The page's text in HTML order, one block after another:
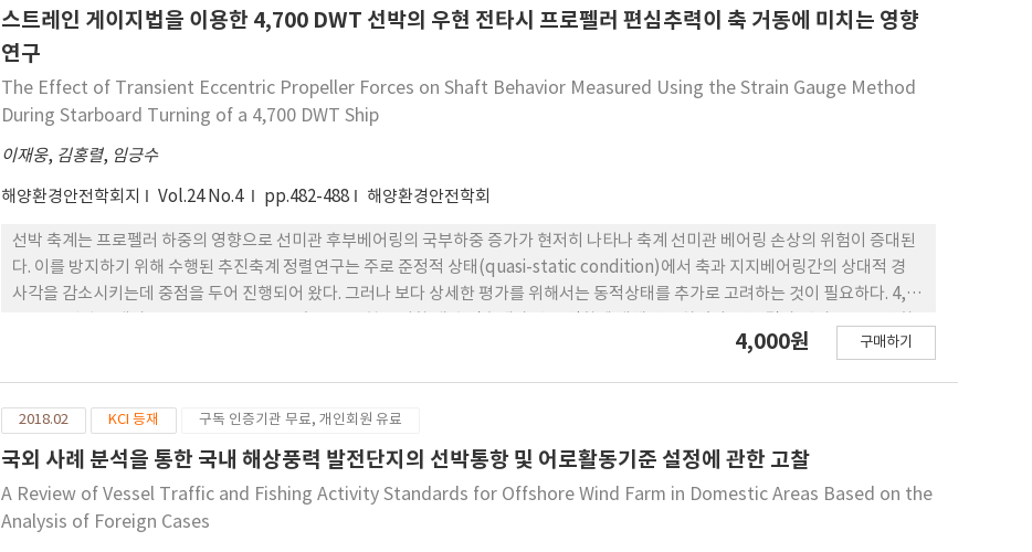
스트레인 게이지법을 이용한 4,700 DWT 선박의 우현 전타시 프로펠러 편심추력이 축 거동에 미치는 영향
연구
The Effect of Transient Eccentric Propeller Forces on Shaft Behavior Measured Using the Strain Gauge Method
During Starboard Turning of a 4,700 DWT Ship
이재웅, 김홍렬, 임긍수
해양환경안전학회지 Vol.24 No.4 pp.482-488 해양환경안전학회
선박 축계는 프로펠러 하중의 영향으로 선미관 후부베어링의 국부하중 증가가 현저히 나타나 축계 선미관 베어링 손상의 위험이 증대된
다. 이를 방지하기 위해 수행된 추진축계 정렬연구는 주로 준정적 상태(quasi-static condition)에서 축과 지지베어링간의 상대적 경
사각을 감소시키는데 중점을 두어 진행되어 왔다. 그러나 보다 상세한 평가를 위해서는 동적상태를 추가로 고려하는 것이 필요하다. 4,70
에 의해 프로펠러 편심추력이 과도 상태가 되어 프로펠러에 불평형 진동이 유발되는 것을 확인하였다. 우현 전타시의 프로펠러 편심추력
4,000원 구매하기
2018.02 KCI 등재 구독 인증기관 무료, 개인회원 유료
국외 사례 분석을 통한 국내 해상풍력 발전단지의 선박통항 및 어로활동기준 설정에 관한 고찰
A Review of Vessel Traffic and Fishing Activity Standards for Offshore Wind Farm in Domestic Areas Based on the
Analysis of Foreign Cases